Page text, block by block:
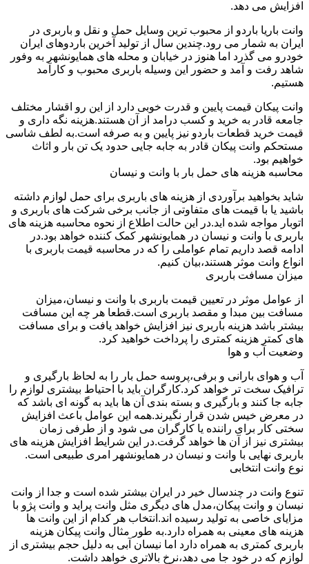
افزایش می دهد.
وانت باریا باردو از محبوب ترین وسایل حمل و نقل و باربری در
ایران به شمار می رود.چندین سال از تولید آخرین باردوهای ایران
خودرو می گذرد اما هنوز در خیابان و محله های همایونشهر به وفور
شاهد رفت و آمد و حضور این وسیله باربری محبوب و کارآمد
هستیم.
وانت پیکان قیمت پایین و قدرت خوبی دارد از این رو اقشار مختلف
جامعه قادر به خرید و کسب درامد از آن هستند.هزینه نگه داری و
قیمت خرید قطعات باردو نیز پایین و به صرفه است.به لطف شاسی
مستحکم وانت پیکان قادر به جابه جایی حدود یک تن بار و اثاث
خواهیم بود.
محاسبه هزینه های حمل بار با وانت و نیسان
شاید بخواهید برآوردی از هزینه های باربری برای حمل لوازم داشته
باشید یا با قیمت های متفاوتی از جانب برخی شرکت های باربری و
اتوبار مواجه شده اید.در این حالت اطلاع از نحوه محاسبه هزینه های
باربری با وانت و نیسان در همایونشهر کمک کننده خواهد بود.در
ادامه قصد داریم تمام عواملی را که در محاسبه قیمت باربری با
انواع وانت موثر هستند،بیان کنیم.
میزان مسافت باربری
از عوامل موثر در تعیین قیمت باربری با وانت و نیسان،میزان
مسافت بین مبدا و مقصد باربری است.قطعا هر چه این مسافت
بیشتر باشد هزینه باربری نیز افزایش خواهد یافت و برای مسافت
های کمتر هزینه کمتری را پرداخت خواهید کرد.
وضعیت آب و هوا
آب و هوای بارانی و برفی،پروسه حمل بار را به لحاظ بارگیری و
ترافیک سخت تر خواهد کرد.کارگران باید با احتیاط بیشتری لوازم را
جابه جا کنند و بارگیری و بسته بندی آن ها باید به گونه ای باشد که
در معرض خیس شدن قرار نگیرند.همه این عوامل باعث افزایش
سختی کار برای راننده یا کارگران می شود و از طرفی زمان
بیشتری نیز از آن ها خواهد گرفت.در این شرایط افزایش هزینه های
باربری نهایی با وانت و نیسان در همایونشهر امری طبیعی است.
نوع وانت انتخابی
تنوع وانت در چندسال خیر در ایران بیشتر شده است و جدا از وانت
نیسان و وانت پیکان،مدل های دیگری مثل وانت پراید و وانت پژو با
مزایای خاصی به تولید رسیده اند.انتخاب هر کدام از این وانت ها
هزینه های معینی به همراه دارد.به طور مثال وانت پیکان هزینه
باربری کمتری به همراه دارد اما نیسان آبی به دلیل حجم بیشتری از
لوازم که در خود جا می دهد،نرخ بالاتری خواهد داشت.